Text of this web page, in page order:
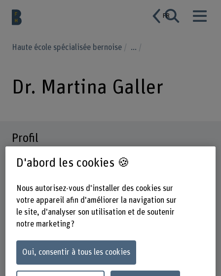
FR
Haute école spécialisée bernoise ...
Dr. Martina Galler
Profil
Dr. Martina Galler
D'abord les cookies 🍪
Nous autorisez-vous d'installer des cookies sur
votre appareil afin d'améliorer la navigation sur
le site, d'analyser son utilisation et de soutenir
notre marketing ?
Oui, consentir à tous les cookies